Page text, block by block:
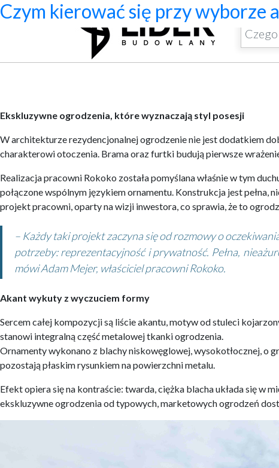
Ekskluzywne ogrodzenia z
Ekskluzywne ogrodzenia, które wyznaczają styl posesji
W architekturze rezydencjonalnej ogrodzenie nie jest dodatkiem
charakterowi otoczenia. Brama oraz furtki budują pierwsze
Realizacja pracowni Rokoko została pomyślana właśnie w tym
połączone wspólnym językiem ornamentu. Konstrukcja jest pełna,
projekt pracowni, oparty na wizji inwestora, co sprawia, że to
– Każdy taki projekt zaczyna się od rozmowy o
potrzeby: reprezentacyjność i prywatność. Pełna,
mówi Adam Mejer, właściciel pracowni Rokoko.
Akant wykuty z wyczuciem formy
Sercem całej kompozycji są liście akantu, motyw od stuleci
stanowi integralną część metalowej tkanki ogrodzenia.
Ornamenty wykonano z blachy niskowęglowej, wysokotłocznej, o
pozostają płaskim rysunkiem na powierzchni metalu.
Efekt opiera się na kontraście: twarda, ciężka blacha układa się w
ekskluzywne ogrodzenia od typowych, marketowych ogrodzeń
Program do projektowania
Jak zaprojektować ścianę
Systemy zamocowań dachów
Dom z prefabrykatów opinie –
Nowoczesne bramy przesuwne:
Jak dobrać maskownicę
Licznik Geigera w kontroli
Jak ograniczyć ryzyko
Czym kierować się przy wyborze